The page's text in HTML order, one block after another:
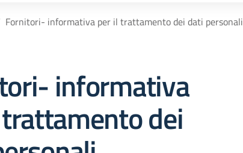
Fornitori- informativa per il trattamento dei dati personali
informativa
dei